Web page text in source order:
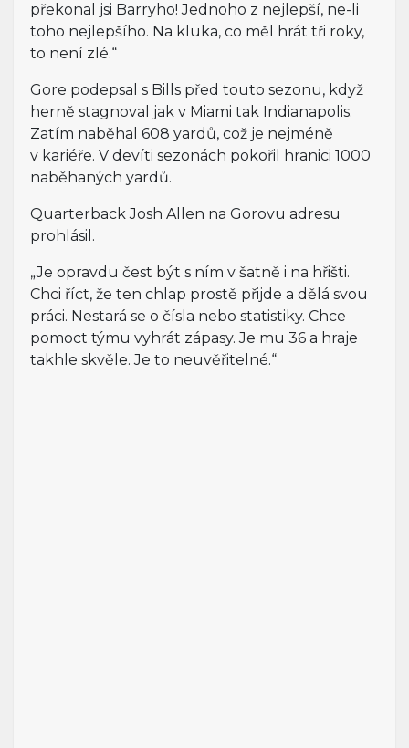
překonal jsi Barryho! Jednoho z nejlepší, ne-li
toho nejlepšího. Na kluka, co měl hrát tři roky,
to není zlé.“
Gore podepsal s Bills před touto sezonu, když
herně stagnoval jak v Miami tak Indianapolis.
Zatím naběhal 608 yardů, což je nejméně
v kariéře. V devíti sezonách pokořil hranici 1000
naběhaných yardů.
Quarterback Josh Allen na Gorovu adresu
prohlásil.
„Je opravdu čest být s ním v šatně i na hřišti.
Chci říct, že ten chlap prostě přijde a dělá svou
práci. Nestará se o čísla nebo statistiky. Chce
pomoct týmu vyhrát zápasy. Je mu 36 a hraje
takhle skvěle. Je to neuvěřitelné.“